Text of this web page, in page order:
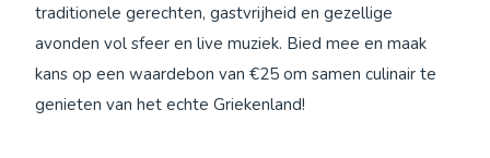
traditionele gerechten, gastvrijheid en gezellige
avonden vol sfeer en live muziek. Bied mee en maak
kans op een waardebon van €25 om samen culinair te
genieten van het echte Griekenland!